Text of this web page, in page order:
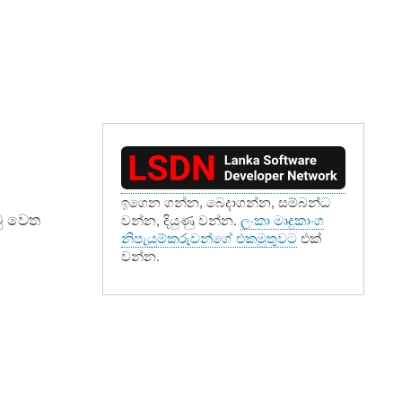
වෙත
ඉගෙන ගන්න, බෙදාගන්න, සම්බන්ධ
වන්න, දියුණු වන්න. ලංකා මෘදුකාංග
නිපැයුම්කරුවන්ගේ එකමුතුවටඑක්
වන්න.